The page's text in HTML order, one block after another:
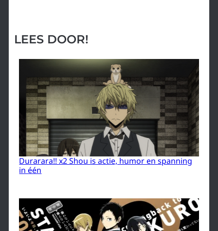
LEES DOOR!
Durarara!! x2 Shou is actie, humor en spanning
in één